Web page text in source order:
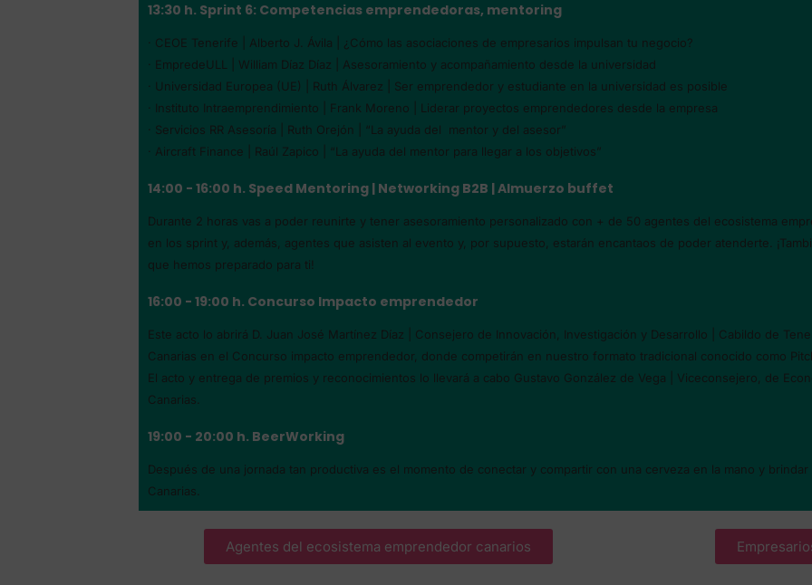
13:30 h. Sprint 6: Competencias emprendedoras, mentoring
· CEOE Tenerife | Alberto J. Ávila | ¿Cómo las asociaciones de empresarios impulsan tu negocio?
· EmpredeULL | William Díaz Díaz | Asesoramiento y acompañamiento desde la universidad
· Universidad Europea (UE) | Ruth Álvarez | Ser emprendedor y estudiante en la universidad es posible
· Instituto Intraemprendimiento | Frank Moreno | Liderar proyectos emprendedores desde la empresa
· Servicios RR Asesoría | Ruth Orejón | “La ayuda del mentor y del asesor”
· Aircraft Finance | Raúl Zapico | “La ayuda del mentor para llegar a los objetivos”
14:00 - 16:00 h. Speed Mentoring | Networking B2B | Almuerzo buffet
Durante 2 horas vas a poder reunirte y tener asesoramiento personalizado con + de 50 agentes del ecosistema
en los sprint y, además, agentes que asisten al evento y, por supuesto, estarán encantaos de poder atenderte.
que hemos preparado para ti!
16:00 - 19:00 h. Concurso Impacto emprendedor
Este acto lo abrirá D. Juan José Martínez Díaz | Consejero de Innovación, Investigación y Desarrollo | Cabildo de
Canarias en el Concurso impacto emprendedor, donde competirán en nuestro formato tradicional conocido como
El acto y entrega de premios y reconocimientos lo llevará a cabo Gustavo González de Vega | Viceconsejero, de
Canarias.
19:00 - 20:00 h. BeerWorking
Después de una jornada tan productiva es el momento de conectar y compartir con una cerveza en la mano y
Canarias.
Agentes del ecosistema emprendedor canarios